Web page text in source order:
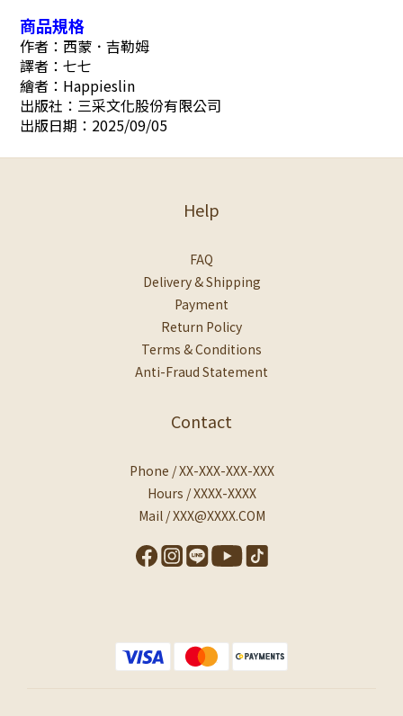
商品規格
作者：西蒙．吉勒姆
譯者：七七
繪者：Happieslin
出版社：三采文化股份有限公司
出版日期：2025/09/05
Help
FAQ
Delivery & Shipping
Payment
Return Policy
Terms & Conditions
Anti-Fraud Statement
Contact
Phone / XX-XXX-XXX-XXX
Hours / XXXX-XXXX
Mail / XXX@XXXX.COM